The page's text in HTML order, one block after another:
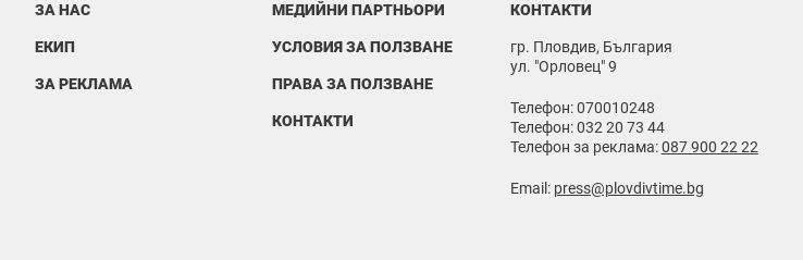
ЗА НАС
ЕКИП
ЗА РЕКЛАМА
МЕДИЙНИ ПАРТНЬОРИ
УСЛОВИЯ ЗА ПОЛЗВАНЕ
ПРАВА ЗА ПОЛЗВАНЕ
КОНТАКТИ
КОНТАКТИ
гр. Пловдив, България
ул. "Орловец" 9
Телефон: 070010248
Телефон: 032 20 73 44
Телефон за реклама:087 900 22 22
Email: press@plovdivtime.bg